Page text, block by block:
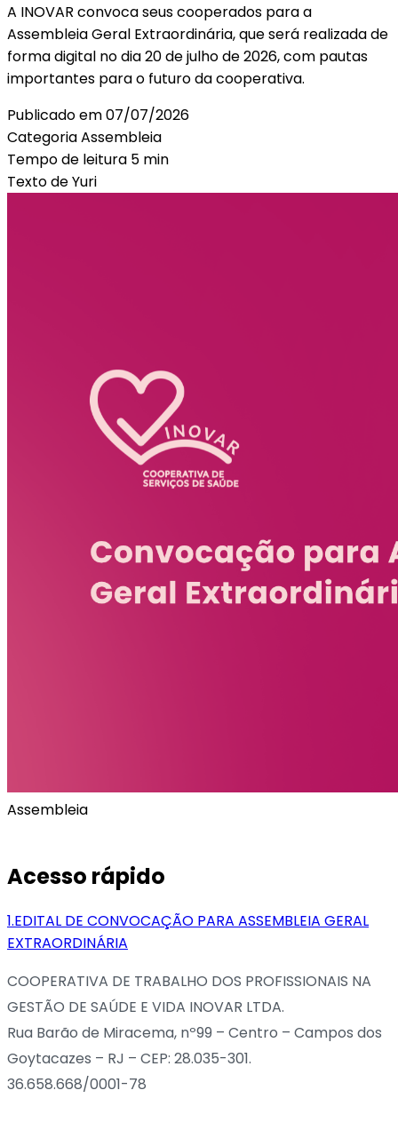
A INOVAR convoca seus cooperados para a
Assembleia Geral Extraordinária, que será realizada de
forma digital no dia 20 de julho de 2026, com pautas
importantes para o futuro da cooperativa.
Publicado em07/07/2026
CategoriaAssembleia
Tempo de leitura 5 min
Texto deYuri
Assembleia
Acesso rápido
1.EDITAL DE CONVOCAÇÃO PARA ASSEMBLEIA GERAL
EXTRAORDINÁRIA
COOPERATIVA DE TRABALHO DOS PROFISSIONAIS NA
GESTÃO DE SAÚDE E VIDA INOVAR LTDA.
Rua Barão de Miracema, nº99 – Centro – Campos dos
Goytacazes – RJ – CEP: 28.035-301.
36.658.668/0001-78